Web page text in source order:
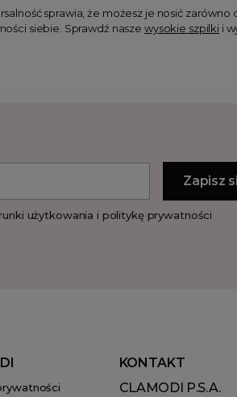
sprawia, że możesz je nosić zarówno
siebie. Sprawdź nasze wysokie szpilki i
użytkowania i politykę prywatności
KONTAKT
CLAMODI P.S.A.